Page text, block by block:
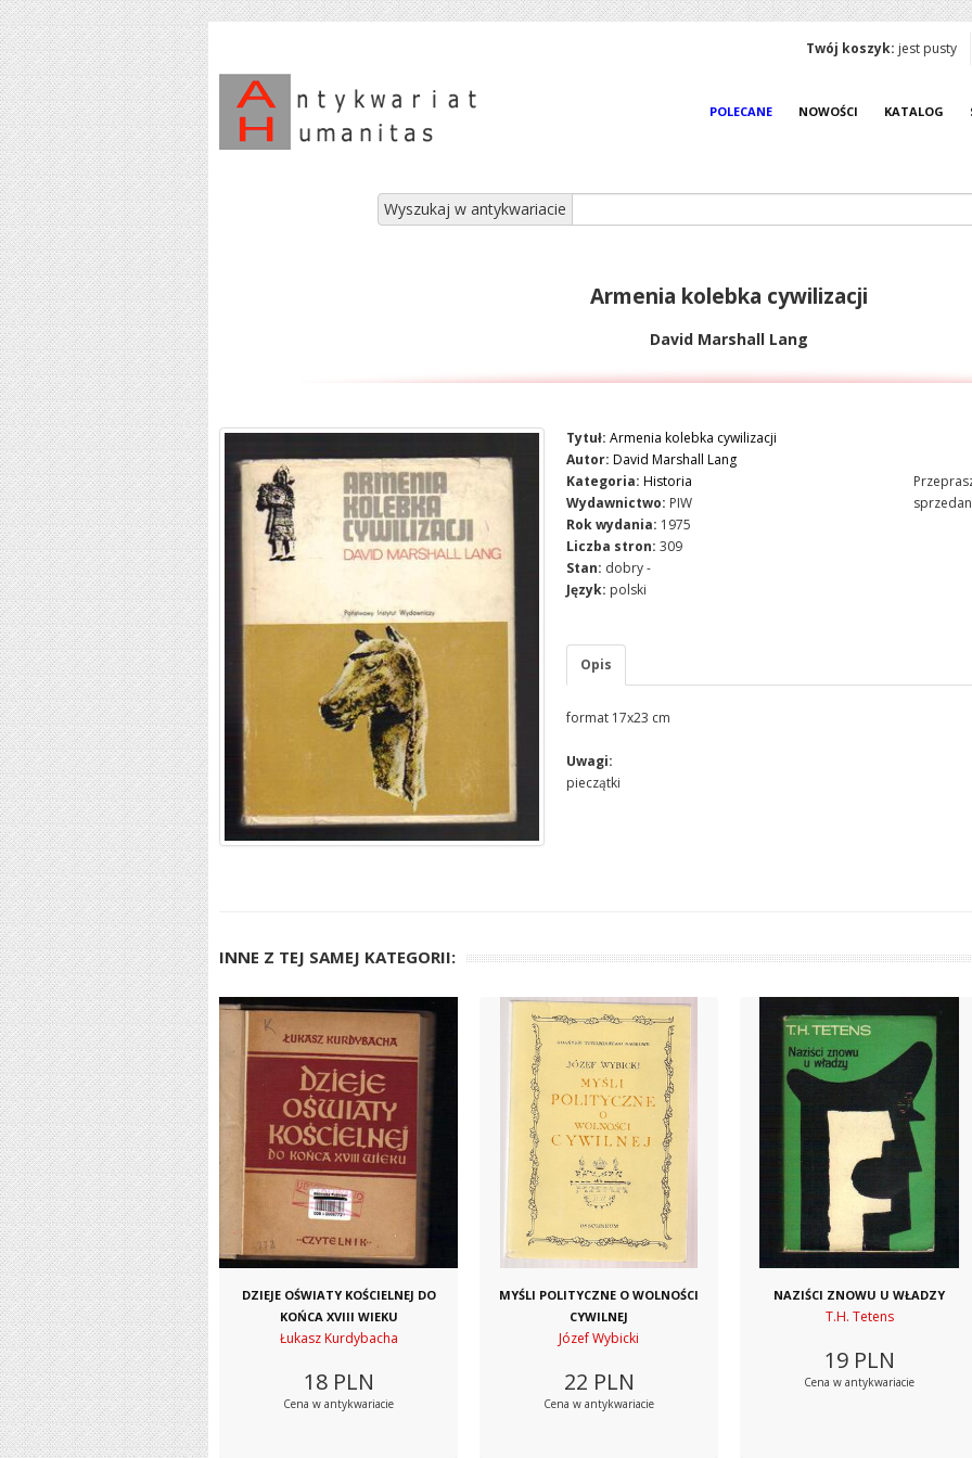
Twój koszyk: jest pusty
POLECANE NOWOŚCI KATALOG
Wyszukaj w antykwariacie
Armenia kolebka cywilizacji
David Marshall Lang
Tytuł: Armenia kolebka cywilizacji
Autor: David Marshall Lang
Kategoria: Historia
Wydawnictwo: PIW
Rok wydania: 1975
Liczba stron: 309
Stan: dobry -
Język: polski
Opis
format 17x23 cm
Uwagi:
pieczątki
INNE Z TEJ SAMEJ KATEGORII:
DZIEJE OŚWIATY KOŚCIELNEJ DO
KOŃCA XVIII WIEKU
Łukasz Kurdybacha
18 PLN
Cena w antykwariacie
MYŚLI POLITYCZNE O WOLNOŚCI
CYWILNEJ
Józef Wybicki
22 PLN
Cena w antykwariacie
NAZIŚCI ZNOWU U WŁADZY
T.H. Tetens
19 PLN
Cena w antykwariacie